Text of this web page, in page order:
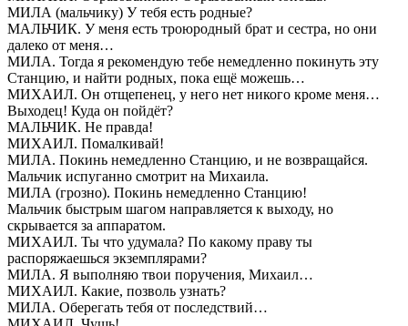
МИЛА (мальчику) У тебя есть родные?
МАЛЬЧИК. У меня есть троюродный брат и сестра, но они
далеко от меня…
МИЛА. Тогда я рекомендую тебе немедленно покинуть эту
Станцию, и найти родных, пока ещё можешь…
МИХАИЛ. Он отщепенец, у него нет никого кроме меня…
Выходец! Куда он пойдёт?
МАЛЬЧИК. Не правда!
МИХАИЛ. Помалкивай!
МИЛА. Покинь немедленно Станцию, и не возвращайся.
Мальчик испуганно смотрит на Михаила.
МИЛА (грозно). Покинь немедленно Станцию!
Мальчик быстрым шагом направляется к выходу, но
скрывается за аппаратом.
МИХАИЛ. Ты что удумала? По какому праву ты
распоряжаешься экземплярами?
МИЛА. Я выполняю твои поручения, Михаил…
МИХАИЛ. Какие, позволь узнать?
МИЛА. Оберегать тебя от последствий…